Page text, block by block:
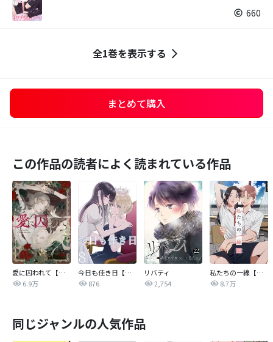
660
全1巻を表示する
まとめて購入
この作品の読者によく読まれている作品
愛に囚われて【タテヨミ】
6.9万
今日も佳き日【連載版】
876
リバティ
2,754
私たちの一線【タテヨミ】
8.7万
同じジャンルの人気作品